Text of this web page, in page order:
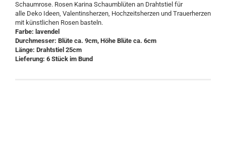
Schaumrose. Rosen Karina Schaumblüten an Drahtstiel für
alle Deko Ideen, Valentinsherzen, Hochzeitsherzen und Trauerherzen
mit künstlichen Rosen basteln.
Farbe: lavendel
Durchmesser: Blüte ca. 9cm, Höhe Blüte ca. 6cm
Länge: Drahtstiel 25cm
Lieferung: 6 Stück im Bund